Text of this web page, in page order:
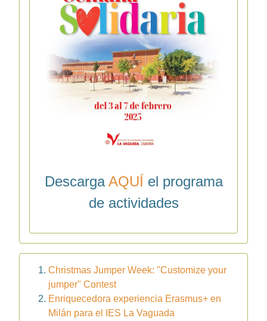
DescargaAQUÍ el programa
de actividades
Christmas Jumper Week: "Customize your
jumper" Contest
Enriquecedora experiencia Erasmus+ en
Milán para el IES La Vaguada